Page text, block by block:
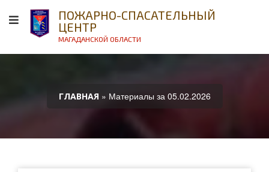
ПОЖАРНО-СПАСАТЕЛЬНЫЙ
ЦЕНТР
МАГАДАНСКОЙ ОБЛАСТИ
ГЛАВНАЯ » Материалы за 05.02.2026